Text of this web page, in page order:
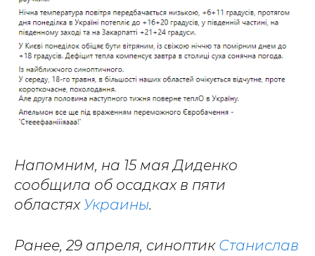
Напомним, на 15 мая Диденко
сообщила об осадках в пяти
областях Украины.
Ранее, 29 апреля, синоптик Станислав